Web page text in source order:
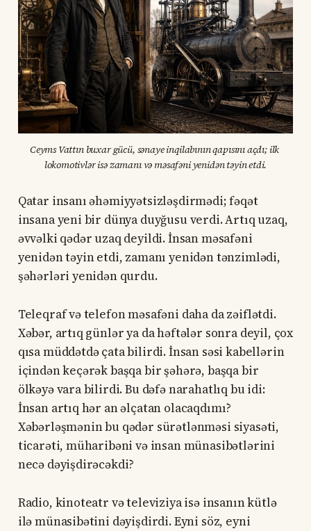
Ceyms Vattın buxar gücü, sənaye inqilabının qapısını açdı; ilk
lokomotivlər isə zamanı və məsafəni yenidən təyin etdi.
Qatar insanı əhəmiyyətsizləşdirmədi; fəqət
insana yeni bir dünya duyğusu verdi. Artıq uzaq,
əvvəlki qədər uzaq deyildi. İnsan məsafəni
yenidən təyin etdi, zamanı yenidən tənzimlədi,
şəhərləri yenidən qurdu.
Teleqraf və telefon məsafəni daha da zəiflətdi.
Xəbər, artıq günlər ya da həftələr sonra deyil, çox
qısa müddətdə çata bilirdi. İnsan səsi kabellərin
içindən keçərək başqa bir şəhərə, başqa bir
ölkəyə vara bilirdi. Bu dəfə narahatlıq bu idi:
İnsan artıq hər an əlçatan olacaqdımı?
Xəbərləşmənin bu qədər sürətlənməsi siyasəti,
ticarəti, müharibəni və insan münasibətlərini
necə dəyişdirəcəkdi?
Radio, kinoteatr və televiziya isə insanın kütlə
ilə münasibətini dəyişdirdi. Eyni söz, eyni